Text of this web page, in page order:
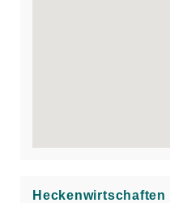
Heckenwirtschaften